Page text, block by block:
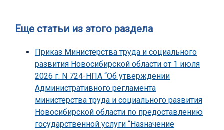
Еще статьи из этого раздела
Приказ Министерства труда и социального
развития Новосибирской области от 1 июля
2026 г. N 724-НПА “Об утверждении
Административного регламента
министерства труда и социального развития
Новосибирской области по предоставлению
государственной услуги “Назначение